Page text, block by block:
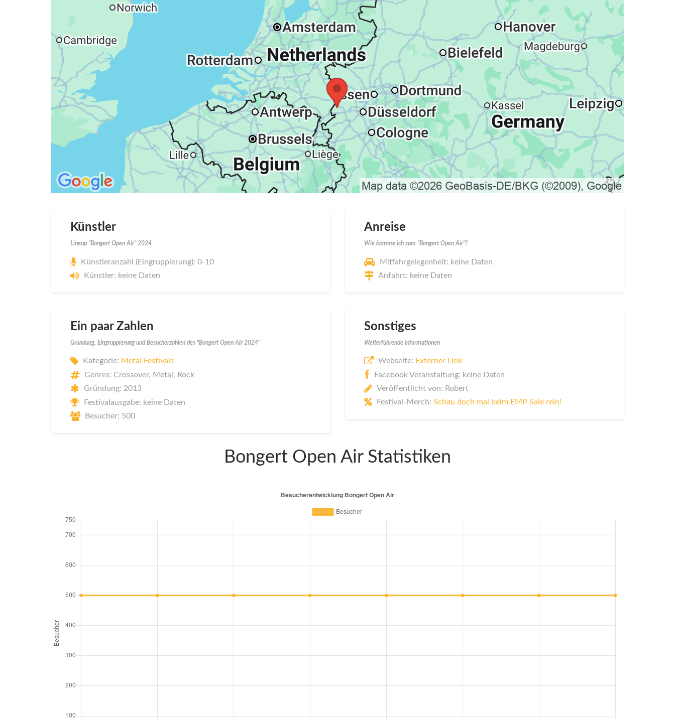
Künstler
Lineup "Bongert Open Air" 2024
Künstleranzahl (Eingruppierung): 0-10
Künstler: keine Daten
Anreise
Wie komme ich zum "Bongert Open Air"?
Mitfahrgelegenheit: keine Daten
Anfahrt: keine Daten
Ein paar Zahlen
Gründung, Eingruppierung und Besucherzahlen des "Bongert Open Air 2024"
Kategorie: Metal Festivals
Genres: Crossover, Metal, Rock
Gründung: 2013
Festivalausgabe: keine Daten
Besucher: 500
Sonstiges
Weiterführende Informationen
Webseite: Externer Link
Facebook Veranstaltung: keine Daten
Veröffentlicht von: Robert
Festival-Merch: Schau doch mal beim EMP Sale rein!
Bongert Open Air Statistiken